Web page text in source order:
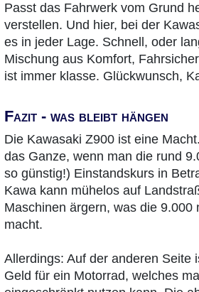
Passt das Fahrwerk vom Grund
verstellen. Und hier, bei der
es in jeder Lage. Schnell, oder
Mischung aus Komfort,
ist immer klasse. Glückwunsch,
Fazit - was bleibt hängen
Die Kawasaki Z900 ist eine
das Ganze, wenn man die rund
so günstig!) Einstandskurs in
Kawa kann mühelos auf
Maschinen ärgern, was die 9.000
macht.
Allerdings: Auf der anderen Seite
Geld für ein Motorrad, welches